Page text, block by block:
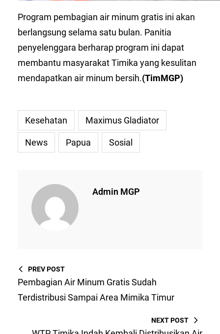
Program pembagian air minum gratis ini akan
berlangsung selama satu bulan. Panitia
penyelenggara berharap program ini dapat
membantu masyarakat Timika yang kesulitan
mendapatkan air minum bersih.(TimMGP)
Kesehatan Maximus Gladiator
News Papua Sosial
Admin MGP
PREV POST
Pembagian Air Minum Gratis Sudah
Terdistribusi Sampai Area Mimika Timur
NEXT POST